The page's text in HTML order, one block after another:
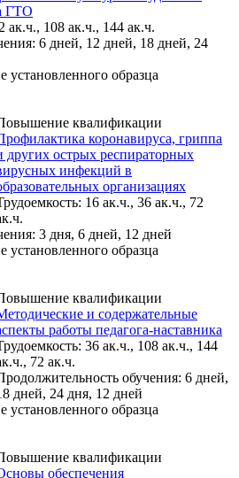
ГТО
ак.ч., 108 ак.ч., 144 ак.ч.
6 дней, 12 дней, 18 дней, 24
установленного образца
квалификации
коронавируса, гриппа
других острых респираторных
инфекций в
организациях
16 ак.ч., 36 ак.ч., 72
3 дня, 6 дней, 12 дней
установленного образца
квалификации
и содержательные
работы педагога-наставника
36 ак.ч., 108 ак.ч., 144
72 ак.ч.
обучения: 6 дней,
дней, 24 дня, 12 дней
установленного образца
квалификации
обеспечения